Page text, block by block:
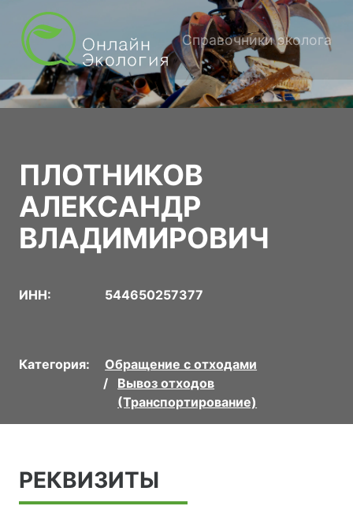
Справочники эколога
ПЛОТНИКОВ
АЛЕКСАНДР
ВЛАДИМИРОВИЧ
ИНН: 544650257377
Категория:
Обращение с отходами
Вывоз отходов
(Транспортирование)
РЕКВИЗИТЫ